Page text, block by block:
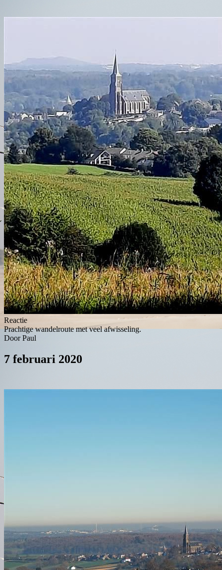
Reactie
Prachtige wandelroute met veel afwisseling.
Door Paul
7 februari 2020